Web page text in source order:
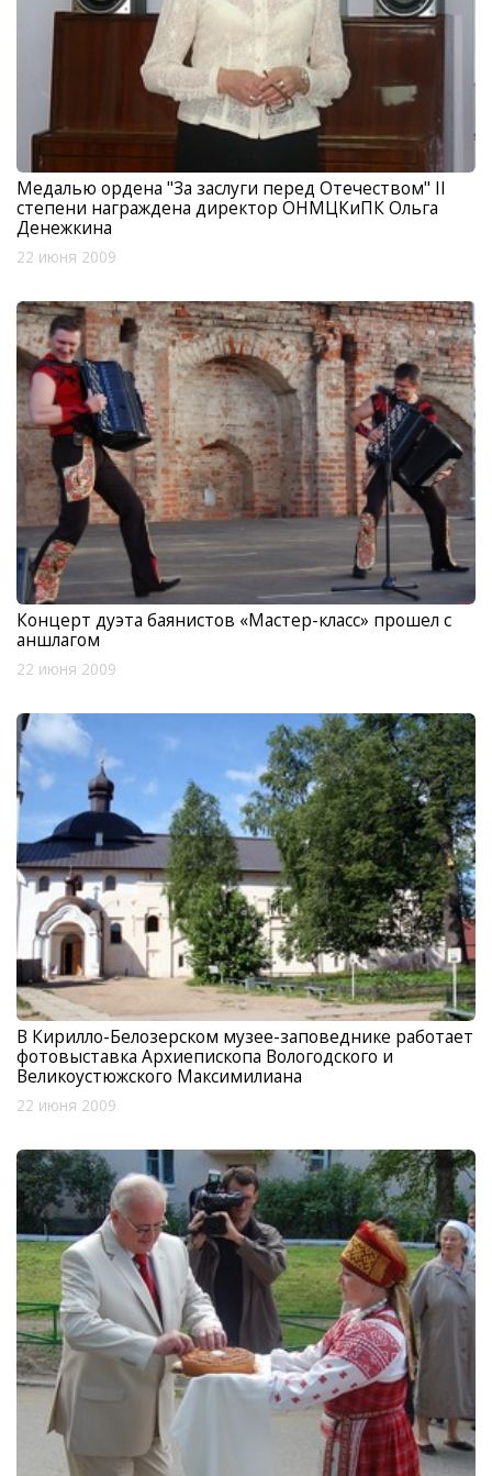
Медалью ордена "За заслуги перед Отечеством" II
степени награждена директор ОНМЦКиПК Ольга
Денежкина
22 июня 2009
Концерт дуэта баянистов «Мастер-класс» прошел с
аншлагом
22 июня 2009
В Кирилло-Белозерском музее-заповеднике работает
фотовыставка Архиепископа Вологодского и
Великоустюжского Максимилиана
22 июня 2009